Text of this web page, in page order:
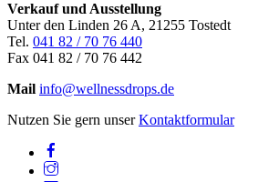
Verkauf und Ausstellung
Unter den Linden 26 A, 21255 Tostedt
Tel. 041 82 / 70 76 440
Fax 041 82 / 70 76 442
Mail info@wellnessdrops.de
Nutzen Sie gern unserKontaktformular
Instagram